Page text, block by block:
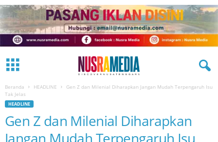
Beranda HEADLINE
Gen Z dan Milenial Diharapkan Jangan Mudah Terpengaruh Isu
Tak Jelas
HEADLINE
Gen Z dan Milenial Diharapkan
Jangan Mudah Terpengaruh Isu